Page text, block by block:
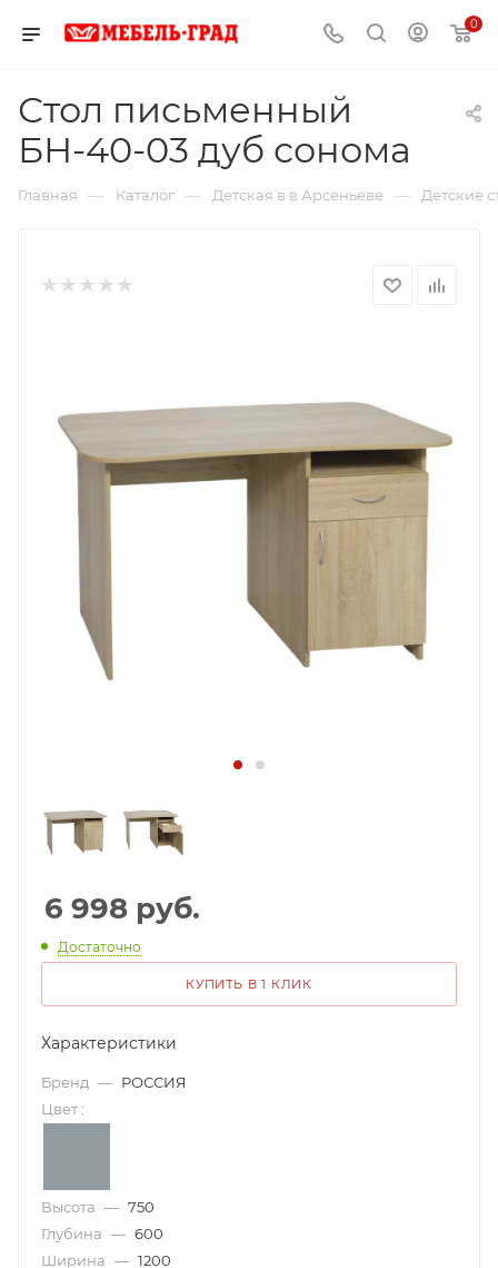
0
Стол письменный
БН-40-03 дуб сонома
Главная — Каталог — Детская в в Арсеньеве — Детские
6 998 руб.
Достаточно
КУПИТЬ В 1 КЛИК
Характеристики
Бренд — РОССИЯ
Цвет :
Высота — 750
Глубина — 600
Ширина — 1200